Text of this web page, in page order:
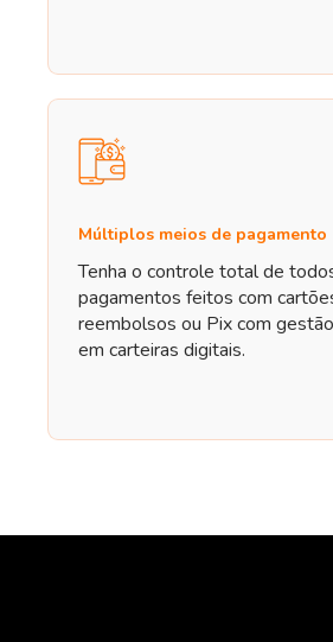
Múltiplos meios de pagamento
Tenha o controle total de
pagamentos feitos com
reembolsos ou Pix com
em carteiras digitais.